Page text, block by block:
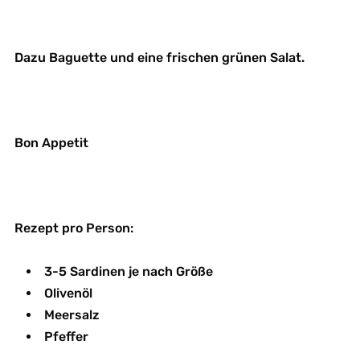
Dazu Baguette und eine frischen grünen Salat.
Bon Appetit
Rezept pro Person:
3-5 Sardinen je nach Größe
Olivenöl
Meersalz
Pfeffer